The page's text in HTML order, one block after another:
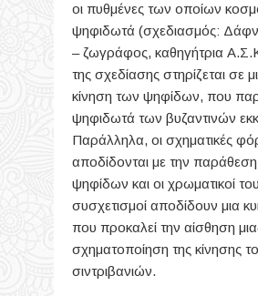
οι πυθμένες των οποίων
ψηφιδωτά (σχεδιασμός:
– ζωγράφος, καθηγήτρια
της σχεδίασης στηρίζεται σε
κίνηση των ψηφίδων, που
ψηφιδωτά των βυζαντινών
Παράλληλα, οι σχηματικές
αποδίδονται με την
ψηφίδων και οι χρωματικοί
συσχετισμοί αποδίδουν μια
που προκαλεί την αίσθηση
σχηματοποίηση της κίνησης
σιντριβανιών.